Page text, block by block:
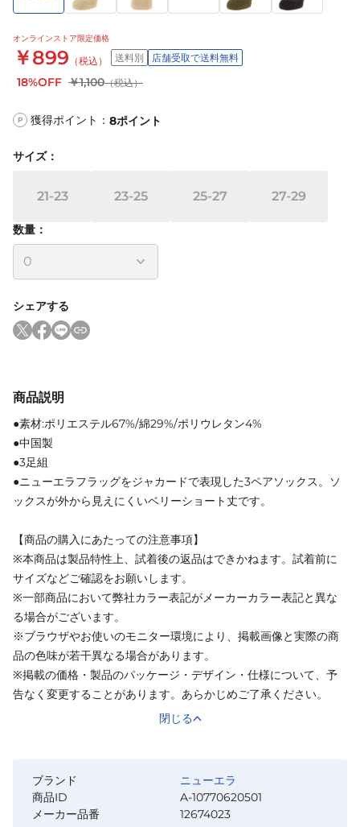
オンラインストア限定価格
￥899 （税込） 送料別 店舗受取で送料無料
18%OFF ￥1,100（税込）
P 獲得ポイント： 8ポイント
サイズ：
21-23 23-25 25-27 27-29
数量：
シェアする
商品説明
●素材:ポリエステル67%/綿29%/ポリウレタン4%
●中国製
●3足組
●ニューエラフラッグをジャカードで表現した3ペアソックス。ソ
ックスが外から見えにくいベリーショート丈です。
【商品の購入にあたっての注意事項】
※本商品は製品特性上、試着後の返品はできかねます。試着前に
サイズなどご確認をお願いします。
※一部商品において弊社カラー表記がメーカーカラー表記と異な
る場合がございます。
※ブラウザやお使いのモニター環境により、掲載画像と実際の商
品の色味が若干異なる場合があります。
※掲載の価格・製品のパッケージ・デザイン・仕様について、予
告なく変更することがあります。あらかじめご了承ください。
閉じる
ブランド
ニューエラ
商品ID
A-10770620501
メーカー品番
12674023